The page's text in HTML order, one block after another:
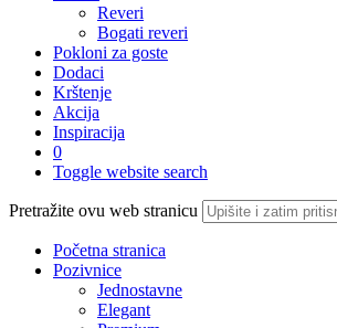
Reveri
Bogati reveri
Pokloni za goste
Dodaci
Krštenje
Akcija
Inspiracija
0
Toggle website search
Pretražite ovu web stranicu
Početna stranica
Pozivnice
Jednostavne
Elegant